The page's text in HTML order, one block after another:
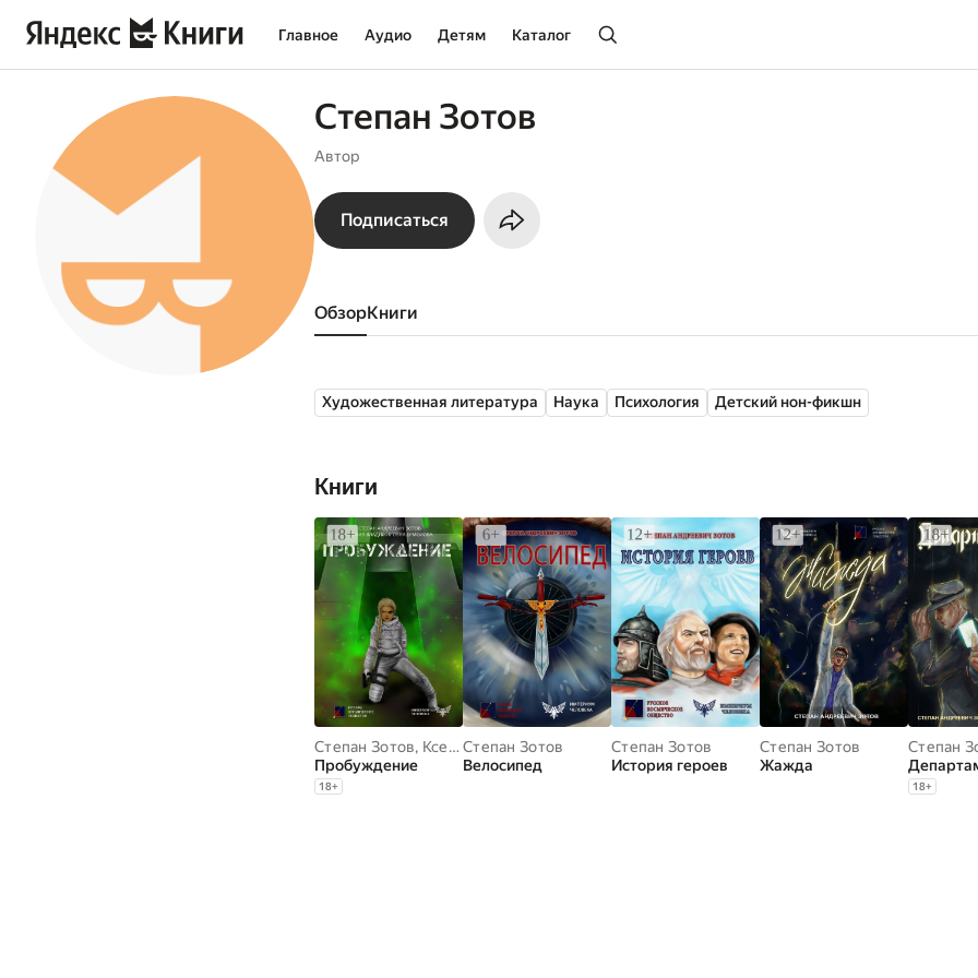
Главное Аудио Детям Каталог
Степан Зотов
Автор
Подписаться
Обзор книги
Художественная литература Наука Психология Детский нон-фикшн
Книги
Степан Зотов, Ксения Ермолова
Пробуждение
18+
Степан Зотов
Велосипед
Степан Зотов
История героев
Степан Зотов
Жажда
Степан
18+